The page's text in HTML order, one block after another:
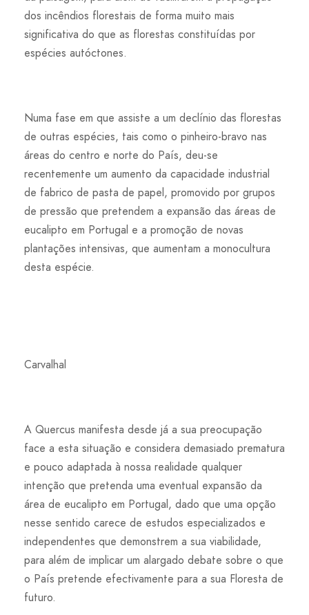
dos incêndios florestais de forma muito mais
significativa do que as florestas constituídas por
espécies autóctones.
Numa fase em que assiste a um declínio das florestas
de outras espécies, tais como o pinheiro-bravo nas
áreas do centro e norte do País, deu-se
recentemente um aumento da capacidade industrial
de fabrico de pasta de papel, promovido por grupos
de pressão que pretendem a expansão das áreas de
eucalipto em Portugal e a promoção de novas
plantações intensivas, que aumentam a monocultura
desta espécie.
Carvalhal
A Quercus manifesta desde já a sua preocupação
face a esta situação e considera demasiado prematura
e pouco adaptada à nossa realidade qualquer
intenção que pretenda uma eventual expansão da
área de eucalipto em Portugal, dado que uma opção
nesse sentido carece de estudos especializados e
independentes que demonstrem a sua viabilidade,
para além de implicar um alargado debate sobre o que
o País pretende efectivamente para a sua Floresta de
futuro.